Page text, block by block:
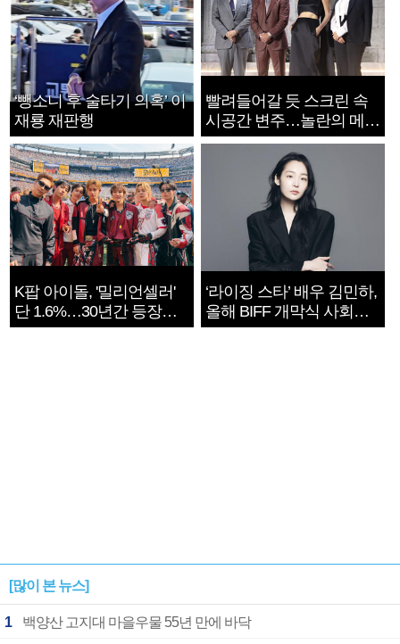
‘뺑소니 후 술타기 의혹’ 이
재룡 재판행
빨려들어갈 듯 스크린 속
시공간 변주…놀란의 메시
지는 ‘전쟁 속죄’
K팝 아이돌, '밀리언셀러'
단 1.6%…30년간 등장
1182개팀 전수조사
‘라이징 스타’ 배우 김민하,
올해 BIFF 개막식 사회자
확정
[많이 본 뉴스]
1 백양산 고지대 마을우물 55년 만에 바닥